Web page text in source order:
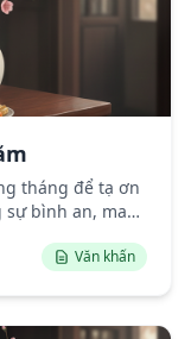
tháng để tạ ơn
sự bình an, may
Văn khấn